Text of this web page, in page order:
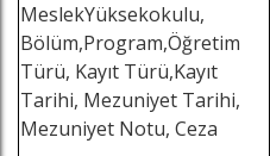
MeslekYüksekokulu,
Bölüm,Program,Öğretim
Türü, Kayıt Türü,Kayıt
Tarihi, Mezuniyet Tarihi,
Mezuniyet Notu, Ceza